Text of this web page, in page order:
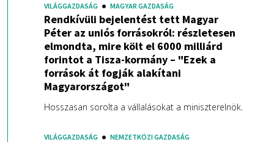
VILÁGGAZDASÁG MAGYAR GAZDASÁG
Rendkívüli bejelentést tett Magyar
Péter az uniós forrásokról: részletesen
elmondta, mire költ el 6000 milliárd
forintot a Tisza-kormány – "Ezek a
források át fogják alakítani
Magyarországot"
Hosszasan sorolta a vállalásokat a miniszterelnök.
VILÁGGAZDASÁG NEMZETKÖZI GAZDASÁG